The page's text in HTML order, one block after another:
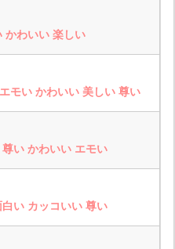
かわいい 楽しい
エモい かわいい 美しい 尊い
尊い かわいい エモい
白い カッコいい 尊い